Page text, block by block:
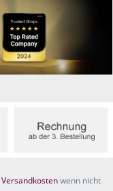
Versandkostenwenn nicht